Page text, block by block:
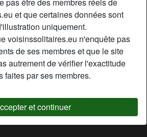
et que certaines données sont
uniquement.
voisinssolitaires.eu n'enquête pas
de ses membres et que le site
autrement de vérifier l'exactitude
faites par ses membres.
et continuer
voluptueuses souhaite devenir
à son Maître. Je ne suis
ancienne libertine qui après avoir
la vie de soumise. Je souhaite
une grosse pute, une grosse truie,